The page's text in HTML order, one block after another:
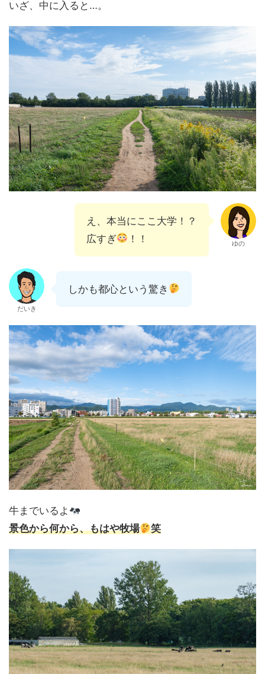
いざ、中に入ると…。
え、本当にここ大学！？
広すぎ
！！ ゆの
だいき
しかも都心という驚き
牛までいるよ
景色から何から、もはや牧場
笑